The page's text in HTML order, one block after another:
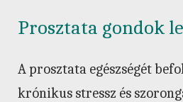
Prosztata gondok
A prosztata egészségét
krónikus stressz és